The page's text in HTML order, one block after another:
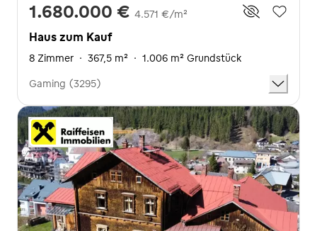
1.680.000 € 4.571 €/m²
Haus zum Kauf
8 Zimmer · 367,5 m² · 1.006 m² Grundstück
Gaming (3295)